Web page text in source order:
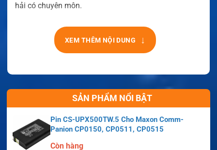
hải có chuyên môn.
XEM THÊM NỘI DUNG ↓
SẢN PHẨM NỔI BẬT
Pin CS-UPX500TW.5 Cho Maxon Comm-
Panion CP0150, CP0511, CP0515
Còn hàng